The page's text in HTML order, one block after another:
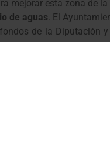
mejorar esta zona de
de aguas. El
de la Diputación